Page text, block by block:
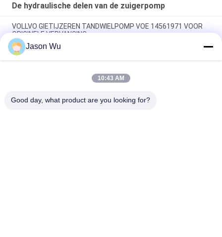
De hydraulische delen van de zuigerpomp
VOLLVO GIETIJZEREN TANDWIELPOMP VOE 14561971 VOOR
ORIGINELE VERVANGING
VOLLVO GIETIJZEREN TANDWIELPOMP VOE 14537295 VOOR
ORIGINELE VERVANGING
VOLLVO GEGEERPOMP VOE 14782798 voor de oorspronkelijke
Jason Wu
10:43 AM
Good day, what product are you looking for?